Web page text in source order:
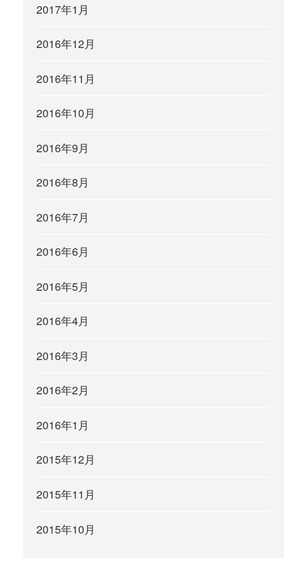
2017年1月
2016年12月
2016年11月
2016年10月
2016年9月
2016年8月
2016年7月
2016年6月
2016年5月
2016年4月
2016年3月
2016年2月
2016年1月
2015年12月
2015年11月
2015年10月